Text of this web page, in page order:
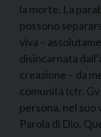
la morte. La
possono
viva –
disincarnata
creazione – da
comunità (cfr.
persona, nel suo
Parola di Dio.